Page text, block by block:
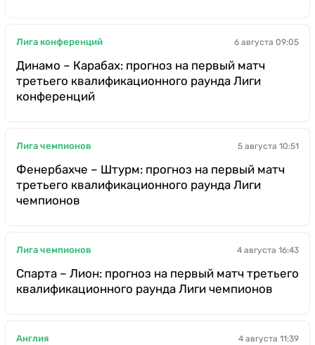
Лига конференций 6 августа 09:05
Динамо – Карабах: прогноз на первый матч
третьего квалификационного раунда Лиги
конференций
Лига чемпионов 5 августа 10:51
Фенербахче – Штурм: прогноз на первый матч
третьего квалификационного раунда Лиги
чемпионов
Лига чемпионов 4 августа 16:43
Спарта – Лион: прогноз на первый матч третьего
квалификационного раунда Лиги чемпионов
Англия 4 августа 11:39